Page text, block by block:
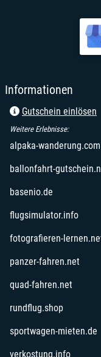
Informationen
Gutschein einlösen
Weitere Erlebnisse:
alpaka-wanderung.com
ballonfahrt-
basenio.de
flugsimulator.info
fotografieren-
panzer-fahren.net
quad-fahren.netöffnet
rundflug.shopöffnet in
sportwagen-mieten.de
verkostung.infoöffnet